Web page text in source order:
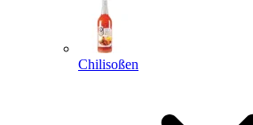
Chilisoßen